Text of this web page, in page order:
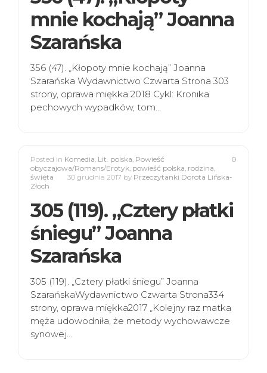
mnie kochają” Joanna
Szarańska
356 (47). „Kłopoty mnie kochają” Joanna
Szarańska Wydawnictwo Czwarta Strona 303
strony, oprawa miękka 2018 Cykl: Kronika
pechowych wypadków, tom…
0
Posted in Komedia, Lit. polska, Powieść
obyczajowa/Romans/Erotyk, powieść polska, rodzina,
święta
30 grudnia 2017 by Przeczytanki Dorota Lińska-
Złoch
305 (119). „Cztery płatki
śniegu” Joanna
Szarańska
305 (119). „Cztery płatki śniegu” Joanna
SzarańskaWydawnictwo Czwarta Strona334
strony, oprawa miękka2017 „Kolejny raz matka
męża udowodniła, że metody wychowawcze
synowej…